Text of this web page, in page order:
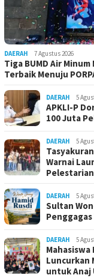
DAERAH 7 Agustus 2026
Tiga BUMD Air
Terbaik Menuju
DAERAH 5
APKLI-P
100 Juta
DAERAH 5
Warnai
DAERAH 5
Sultan
DAERAH 5
Mahasiswa
Luncurkan
untuk Anaj